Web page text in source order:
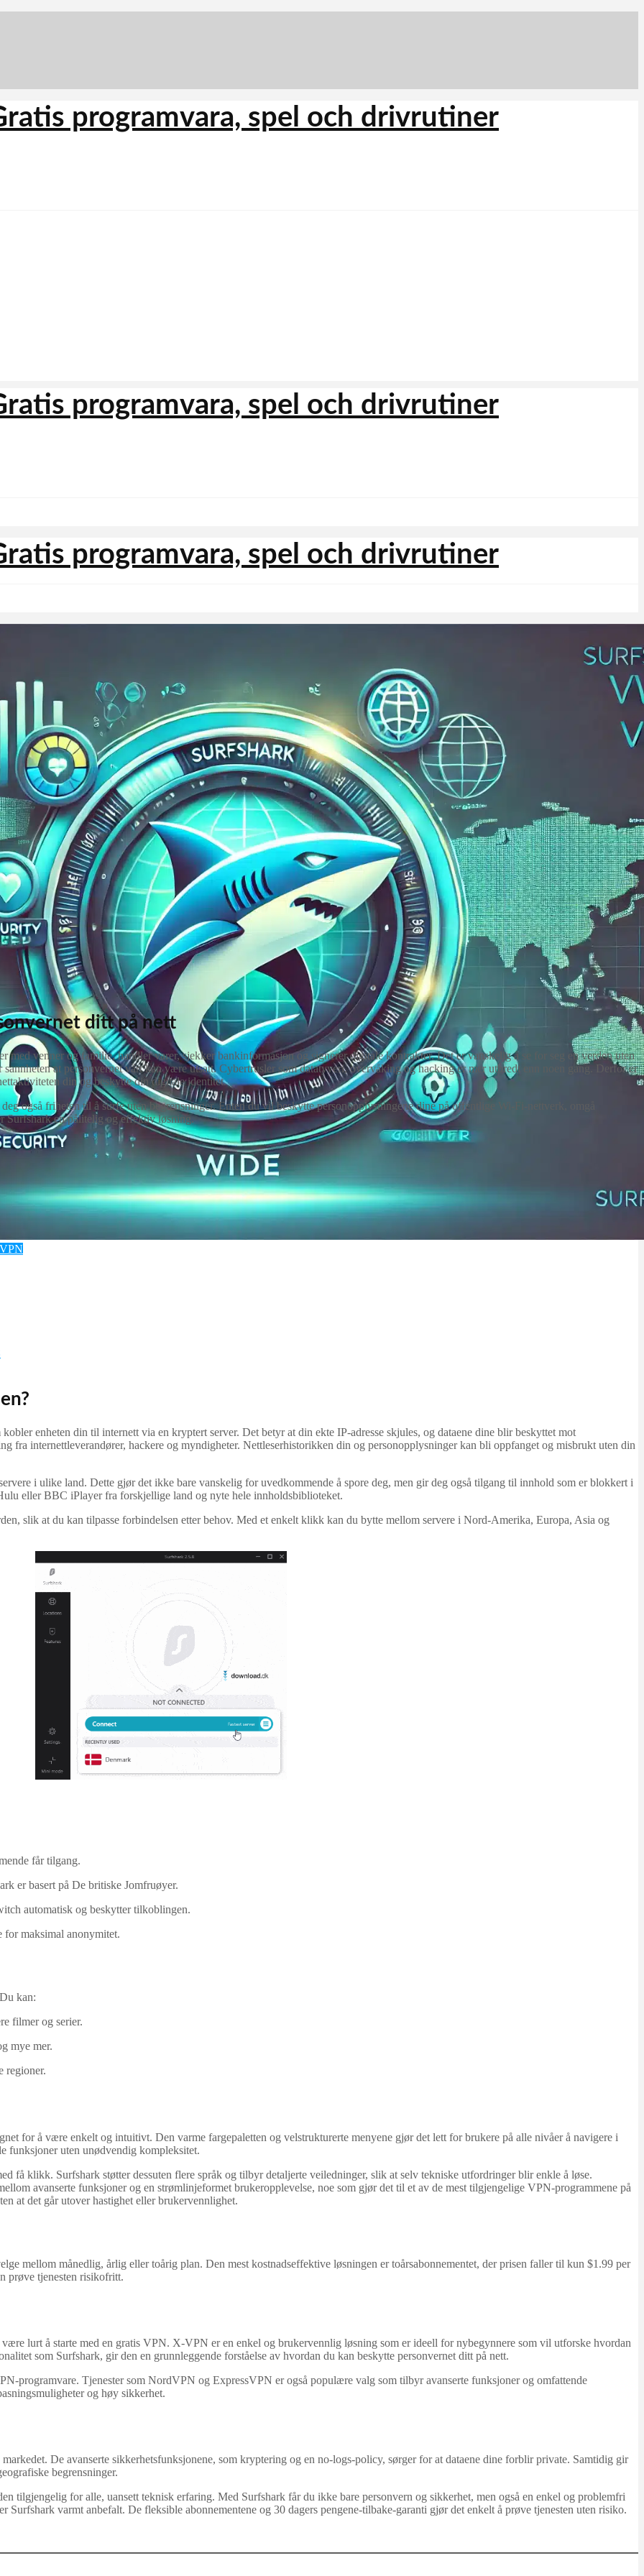
VPN
ditt på nett
venner og familie, handler varer, sjekker bankinformasjon og signerer digitale kontrakter. Det er vanskelig å se for seg en verden uten
at personvernet vårt kan være utsatt. Cybertrusler som datatyveri, overvåking og hacking er mer utbredt enn noen gang. Derfor er
din og beskytte din digitale identitet.
også friheten til å surfe uten begrensninger. Enten du vil beskytte personopplysningene dine på offentlige Wi‑Fi-nettverk, omgå
Surfshark en pålitelig og effektiv løsning.
enheten din til internett via en kryptert server. Det betyr at din ekte IP‑adresse skjules, og dataene dine blir beskyttet mot
fra internettleverandører, hackere og myndigheter. Nettleserhistorikken din og personopplysninger kan bli oppfanget og misbrukt uten din
i ulike land. Dette gjør det ikke bare vanskelig for uvedkommende å spore deg, men gir deg også tilgang til innhold som er blokkert i
eller BBC iPlayer fra forskjellige land og nyte hele innholdsbiblioteket.
slik at du kan tilpasse forbindelsen etter behov. Med et enkelt klikk kan du bytte mellom servere i Nord-Amerika, Europa, Asia og
får tilgang.
er basert på De britiske Jomfruøyer.
automatisk og beskytter tilkoblingen.
for maksimal anonymitet.
kan:
filmer og serier.
mye mer.
regioner.
for å være enkelt og intuitivt. Den varme fargepaletten og velstrukturerte menyene gjør det lett for brukere på alle nivåer å navigere i
funksjoner uten unødvendig kompleksitet.
få klikk. Surfshark støtter dessuten flere språk og tilbyr detaljerte veiledninger, slik at selv tekniske utfordringer blir enkle å løse.
avanserte funksjoner og en strømlinjeformet brukeropplevelse, noe som gjør det til et av de mest tilgjengelige VPN-programmene på
at det går utover hastighet eller brukervennlighet.
mellom månedlig, årlig eller toårig plan. Den mest kostnadseffektive løsningen er toårsabonnementet, der prisen faller til kun $1.99 per
prøve tjenesten risikofritt.
lurt å starte med en gratis VPN. X-VPN er en enkel og brukervennlig løsning som er ideell for nybegynnere som vil utforske hvordan
som Surfshark, gir den en grunnleggende forståelse av hvordan du kan beskytte personvernet ditt på nett.
programvare. Tjenester som NordVPN og ExpressVPN er også populære valg som tilbyr avanserte funksjoner og omfattende
og høy sikkerhet.
De avanserte sikkerhetsfunksjonene, som kryptering og en no-logs-policy, sørger for at dataene dine forblir private. Samtidig gir
begrensninger.
tilgjengelig for alle, uansett teknisk erfaring. Med Surfshark får du ikke bare personvern og sikkerhet, men også en enkel og problemfri
varmt anbefalt. De fleksible abonnementene og 30 dagers pengene-tilbake-garanti gjør det enkelt å prøve tjenesten uten risiko.